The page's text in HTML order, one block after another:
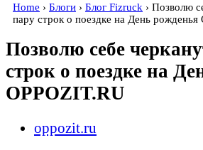
Home › Блоги › Блог Fizruck › Позволю
пару строк о поездке на День рожденья
Позволю себе
строк о поездке на
OPPOZIT.RU
oppozit.ru